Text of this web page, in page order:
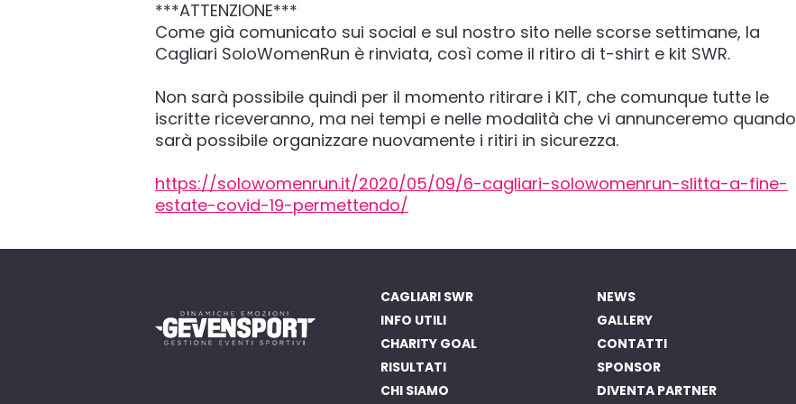
***ATTENZIONE***
Come già comunicato sui social e sul nostro sito nelle scorse settimane, la
Cagliari SoloWomenRun è rinviata, così come il ritiro di t-shirt e kit SWR.
Non sarà possibile quindi per il momento ritirare i KIT, che comunque tutte le
iscritte riceveranno, ma nei tempi e nelle modalità che vi annunceremo quando
sarà possibile organizzare nuovamente i ritiri in sicurezza.
https://solowomenrun.it/2020/05/09/6-cagliari-solowomenrun-slitta-a-fine-
estate-covid-19-permettendo/
CAGLIARI SWR
INFO UTILI
CHARITY GOAL
RISULTATI
CHI SIAMO
NEWS
GALLERY
CONTATTI
SPONSOR
DIVENTA PARTNER